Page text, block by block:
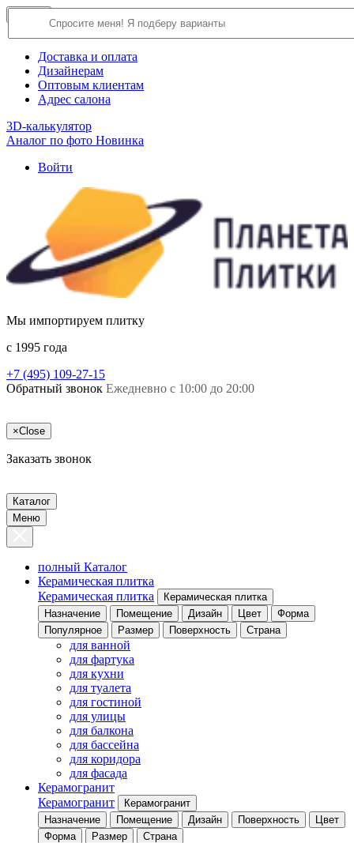
О компании
Доставка и оплата
Дизайнерам
Оптовым клиентам
Адрес салона
3D-калькулятор
Аналог по фото Новинка
Войти
Мы импортируем плитку
c 1995 года
+7 (495) 109-27-15
Обратный звонок Ежедневно с 10:00 до 20:00
×Close
Заказать звонок
Каталог
Меню
полный Каталог
Керамическая плитка
Керамическая плитка
Керамическая плитка
Назначение
Помещение Дизайн Цвет
Форма
Популярное
Размер Поверхность Страна
для ванной
для фартука
для кухни
для туалета
для гостиной
для улицы
для балкона
для бассейна
для коридора
для фасада
Керамогранит
Керамогранит
Керамогранит
Назначение
Помещение Дизайн Поверхность
Цвет
Форма
Размер Страна